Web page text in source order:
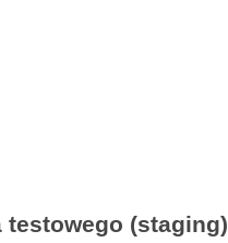
testowego (staging)